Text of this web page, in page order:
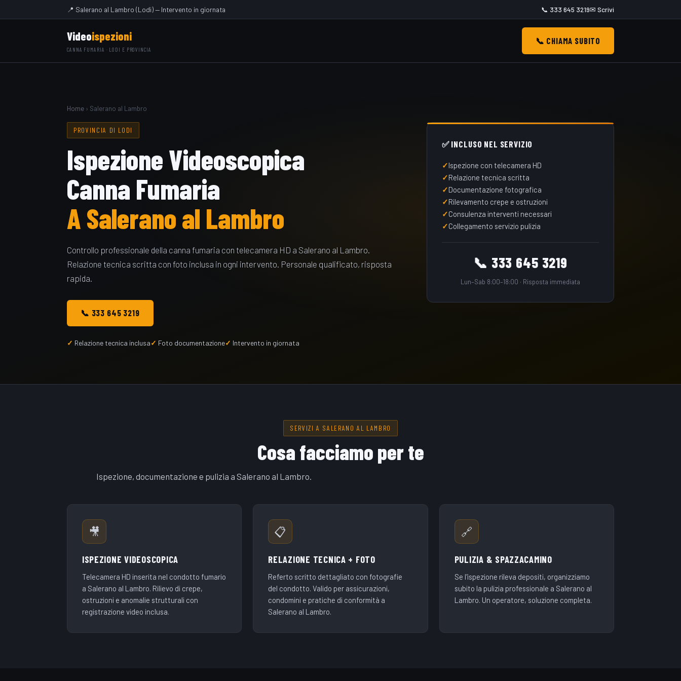
📍 Salerano al Lambro (Lodi) — Intervento in giornata 📞 333 645 3219✉ Scrivi
Videoispezioni
CANNA FUMARIA · LODI E PROVINCIA
📞 CHIAMA SUBITO
Home › Salerano al Lambro
PROVINCIA DI LODI
Ispezione Videoscopica
Canna Fumaria
A Salerano al Lambro
Controllo professionale della canna fumaria con telecamera HD a Salerano al Lambro.
Relazione tecnica scritta con foto inclusa in ogni intervento. Personale qualificato, risposta
rapida.
📞 333 645 3219
Relazione tecnica inclusa Foto documentazione Intervento in giornata
✅ INCLUSO NEL SERVIZIO
Ispezione con telecamera HD
Relazione tecnica scritta
Documentazione fotografica
Rilevamento crepe e ostruzioni
Consulenza interventi necessari
Collegamento servizio pulizia
📞 333 645 3219
Lun–Sab 8:00–18:00 · Risposta immediata
SERVIZI A SALERANO AL LAMBRO
Cosa facciamo per te
Ispezione, documentazione e pulizia a Salerano al Lambro.
🎥
ISPEZIONE VIDEOSCOPICA
Telecamera HD inserita nel condotto fumario
a Salerano al Lambro. Rilievo di crepe,
ostruzioni e anomalie strutturali con
registrazione video inclusa.
📋
RELAZIONE TECNICA + FOTO
Referto scritto dettagliato con fotografie
del condotto. Valido per assicurazioni,
condomini e pratiche di conformità a
Salerano al Lambro.
🔗
PULIZIA & SPAZZACAMINO
Se l'ispezione rileva depositi, organizziamo
subito la pulizia professionale a Salerano al
Lambro. Un operatore, soluzione completa.